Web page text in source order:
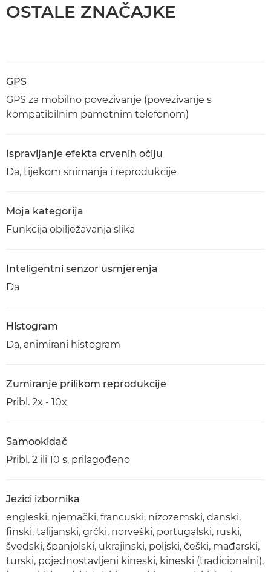
OSTALE ZNAČAJKE
GPS
GPS za mobilno povezivanje (povezivanje s
kompatibilnim pametnim telefonom)
Ispravljanje efekta crvenih očiju
Da, tijekom snimanja i reprodukcije
Moja kategorija
Funkcija obilježavanja slika
Inteligentni senzor usmjerenja
Da
Histogram
Da, animirani histogram
Zumiranje prilikom reprodukcije
Pribl. 2x - 10x
Samookidač
Pribl. 2 ili 10 s, prilagođeno
Jezici izbornika
engleski, njemački, francuski, nizozemski, danski,
finski, talijanski, grčki, norveški, portugalski, ruski,
švedski, španjolski, ukrajinski, poljski, češki, mađarski,
turski, pojednostavljeni kineski, kineski (tradicionalni),